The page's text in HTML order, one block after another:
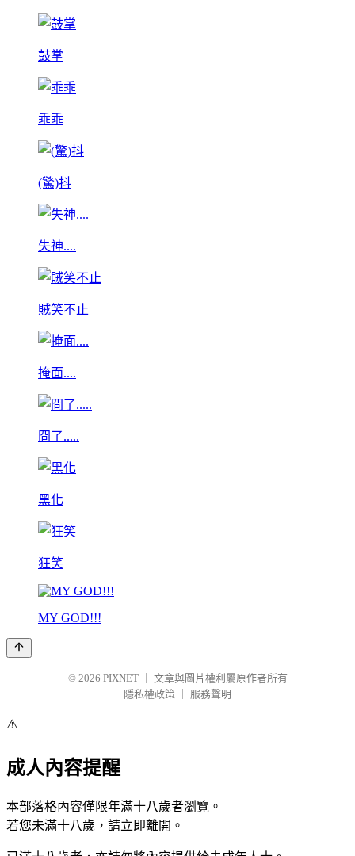
鼓掌
乖乖
(驚)抖
失神....
賊笑不止
掩面....
冏了.....
黑化
狂笑
MY GOD!!!
© 2026 PIXNET
文章與圖片權利屬原作者所有
隱私權政策
服務聲明
⚠️
成人內容提醒
本部落格內容僅限年滿十八歲者瀏覽。
若您未滿十八歲，請立即離開。